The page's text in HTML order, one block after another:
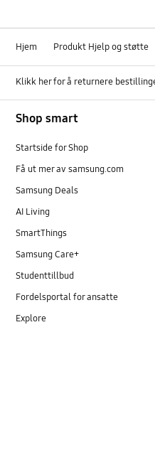
Hjem Produkt Hjelp og støtte
Klikk her for å returnere
Shop smart
Startside for Shop
Få ut mer av samsung.com
Samsung Deals
AI Living
SmartThings
Samsung Care+
Studenttillbud
Fordelsportal for ansatte
Explore